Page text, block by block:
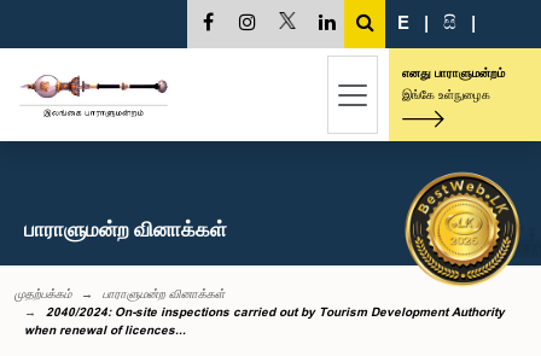
E | සි |
எனது பாராளுமன்றம்
இங்கே உள்நுழைக
பாராளுமன்ற வினாக்கள்
முதற்பக்கம்
பாராளுமன்ற வினாக்கள்
2040/2024: On-site inspections carried out by Tourism Development Authority
when renewal of licences...